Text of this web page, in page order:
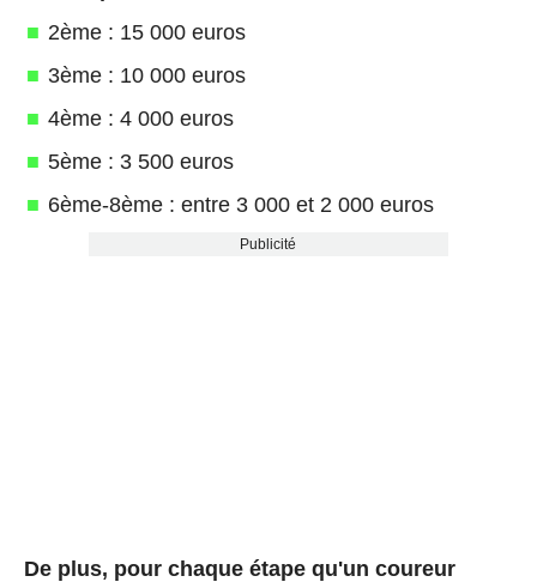
2ème : 15 000 euros
3ème : 10 000 euros
4ème : 4 000 euros
5ème : 3 500 euros
6ème-8ème : entre 3 000 et 2 000 euros
Publicité
De plus, pour chaque étape qu'un coureur